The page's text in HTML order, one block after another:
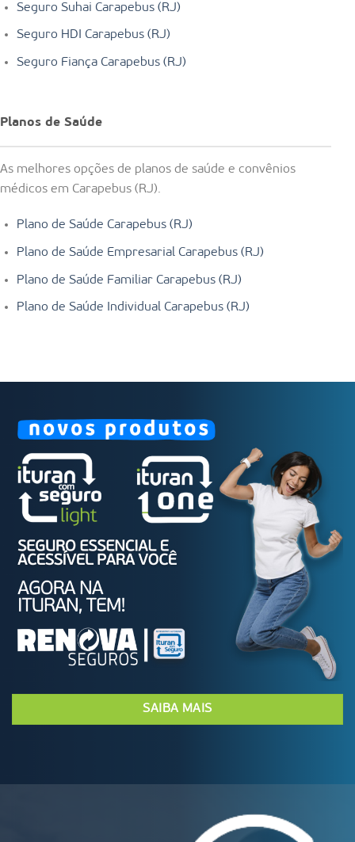
Seguro Suhai Carapebus (RJ)
Seguro HDI Carapebus (RJ)
Seguro Fiança Carapebus (RJ)
Planos de Saúde
As melhores opções de planos de saúde e convênios
médicos em Carapebus (RJ).
Plano de Saúde Carapebus (RJ)
Plano de Saúde Empresarial Carapebus (RJ)
Plano de Saúde Familiar Carapebus (RJ)
Plano de Saúde Individual Carapebus (RJ)
SAIBA MAIS